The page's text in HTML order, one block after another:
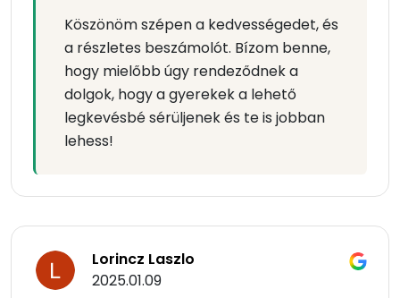
Köszönöm szépen a kedvességedet, és
a részletes beszámolót. Bízom benne,
hogy mielőbb úgy rendeződnek a
dolgok, hogy a gyerekek a lehető
legkevésbé sérüljenek és te is jobban
lehess!
Lorincz Laszlo
2025.01.09